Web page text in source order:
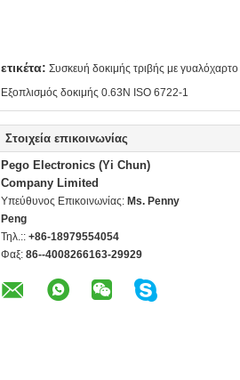
ετικέτα: Συσκευή δοκιμής τριβής με
Εξοπλισμός δοκιμής 0.63N ISO 6722-1
Στοιχεία επικοινωνίας
Pego Electronics (Yi Chun)
Company Limited
Υπεύθυνος Επικοινωνίας: Ms. Penny
Peng
Τηλ.:: +86-18979554054
Φαξ: 86--4008266163-29929